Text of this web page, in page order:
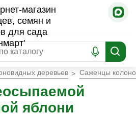
деревьев Саженцы
яблони